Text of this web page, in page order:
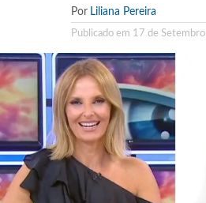
Por Liliana Pereira
Publicado em 17 de